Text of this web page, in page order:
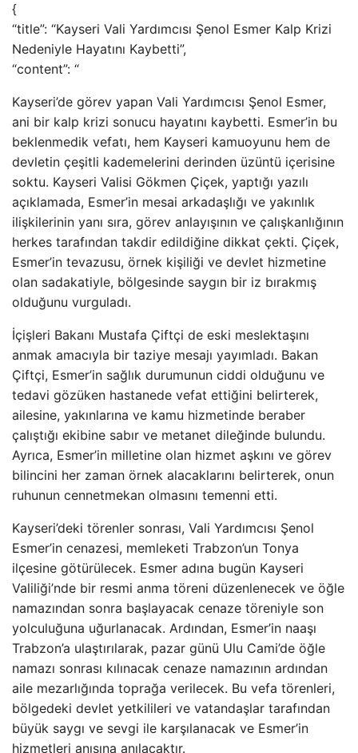
{
“title”: “Kayseri Vali Yardımcısı Şenol Esmer Kalp Krizi
Nedeniyle Hayatını Kaybetti”,
“content”: “
Kayseri’de görev yapan Vali Yardımcısı Şenol Esmer,
ani bir kalp krizi sonucu hayatını kaybetti. Esmer’in bu
beklenmedik vefatı, hem Kayseri kamuoyunu hem de
devletin çeşitli kademelerini derinden üzüntü içerisine
soktu. Kayseri Valisi Gökmen Çiçek, yaptığı yazılı
açıklamada, Esmer’in mesai arkadaşlığı ve yakınlık
ilişkilerinin yanı sıra, görev anlayışının ve çalışkanlığının
herkes tarafından takdir edildiğine dikkat çekti. Çiçek,
Esmer’in tevazusu, örnek kişiliği ve devlet hizmetine
olan sadakatiyle, bölgesinde saygın bir iz bırakmış
olduğunu vurguladı.
İçişleri Bakanı Mustafa Çiftçi de eski meslektaşını
anmak amacıyla bir taziye mesajı yayımladı. Bakan
Çiftçi, Esmer’in sağlık durumunun ciddi olduğunu ve
tedavi gözüken hastanede vefat ettiğini belirterek,
ailesine, yakınlarına ve kamu hizmetinde beraber
çalıştığı ekibine sabır ve metanet dileğinde bulundu.
Ayrıca, Esmer’in milletine olan hizmet aşkını ve görev
bilincini her zaman örnek alacaklarını belirterek, onun
ruhunun cennetmekan olmasını temenni etti.
Kayseri’deki törenler sonrası, Vali Yardımcısı Şenol
Esmer’in cenazesi, memleketi Trabzon’un Tonya
ilçesine götürülecek. Esmer adına bugün Kayseri
Valiliği’nde bir resmi anma töreni düzenlenecek ve öğle
namazından sonra başlayacak cenaze töreniyle son
yolculuğuna uğurlanacak. Ardından, Esmer’in naaşı
Trabzon’a ulaştırılarak, pazar günü Ulu Cami’de öğle
namazı sonrası kılınacak cenaze namazının ardından
aile mezarlığında toprağa verilecek. Bu vefa törenleri,
bölgedeki devlet yetkilileri ve vatandaşlar tarafından
büyük saygı ve sevgi ile karşılanacak ve Esmer’in
hizmetleri anısına anılacaktır.